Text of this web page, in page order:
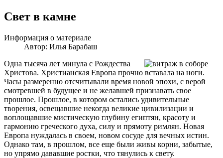
Свет в камне
Информация о материале
Автор: Илья Барабаш
Одна тысяча лет минула с Рождества
Христова. Христианская Европа прочно вставала на ноги.
Часы размеренно отсчитывали время новой эпохи, с верой
смотревшей в будущее и не желавшей признавать свое
прошлое. Прошлое, в котором остались удивительные
творения, освещавшие некогда великие цивилизации и
воплощавшие мистическую глубину египтян, красоту и
гармонию греческого духа, силу и прямоту римлян. Новая
Европа нуждалась в своем, новом сосуде для вечных истин.
Однако там, в прошлом, все еще были живы корни, забытые,
но упрямо дававшие ростки, что тянулись к свету.